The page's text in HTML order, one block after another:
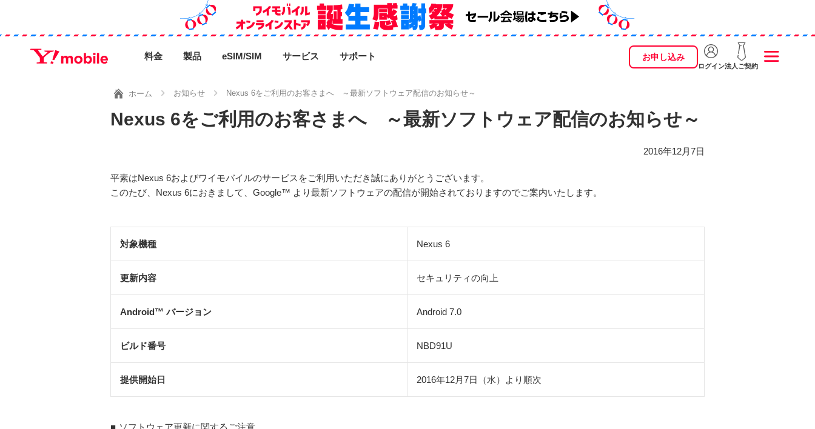
料金 製品 eSIM/SIM サービス サポート お申し込み
ログイン法人ご契約
ホーム お知らせ Nexus 6をご利用のお客さまへ ～最新ソフトウェア配信のお知らせ～
Nexus 6をご利用のお客さまへ ～最新ソフトウェア配信のお知らせ～
2016年12月7日
平素はNexus 6およびワイモバイルのサービスをご利用いただき誠にありがとうございます。
このたび、Nexus 6におきまして、Google™ より最新ソフトウェアの配信が開始されておりますのでご案内いたします。
対象機種 Nexus 6
更新内容 セキュリティの向上
Android™ バージョン Android 7.0
ビルド番号 NBD91U
提供開始日 2016年12月7日（水）より順次
■ ソフトウェア更新に関するご注意